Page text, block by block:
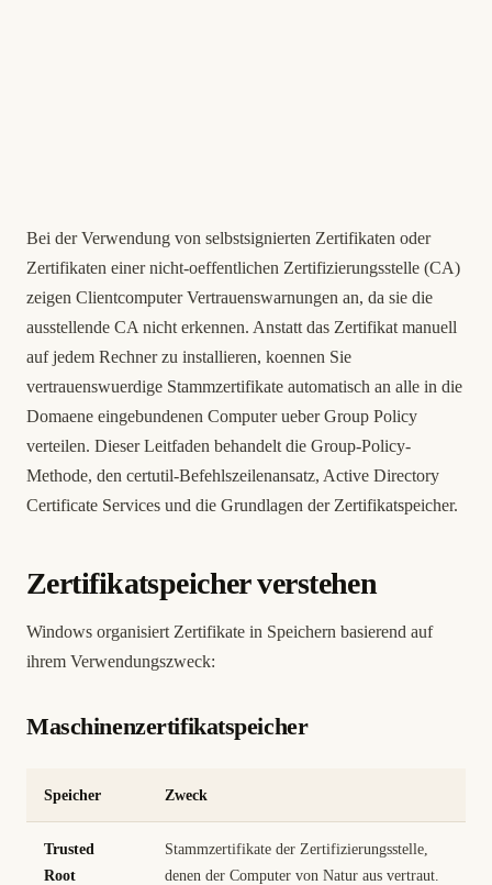
Bei der Verwendung von selbstsignierten Zertifikaten oder
Zertifikaten einer nicht-oeffentlichen Zertifizierungsstelle (CA)
zeigen Clientcomputer Vertrauenswarnungen an, da sie die
ausstellende CA nicht erkennen. Anstatt das Zertifikat manuell
auf jedem Rechner zu installieren, koennen Sie
vertrauenswuerdige Stammzertifikate automatisch an alle in die
Domaene eingebundenen Computer ueber Group Policy
verteilen. Dieser Leitfaden behandelt die Group-Policy-
Methode, den certutil-Befehlszeilenansatz, Active Directory
Certificate Services und die Grundlagen der Zertifikatspeicher.
Zertifikatspeicher verstehen
Windows organisiert Zertifikate in Speichern basierend auf
ihrem Verwendungszweck:
Maschinenzertifikatspeicher
Speicher Zweck
Trusted
Root
Stammzertifikate der Zertifizierungsstelle,
denen der Computer von Natur aus vertraut.